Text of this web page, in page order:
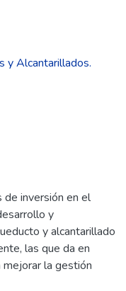
y Alcantarillados.
de inversión en el
y
y alcantarillado
las que da en
mejorar la gestión